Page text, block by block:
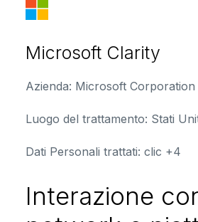
Microsoft Clarity
Azienda: Microsoft Corporation
Luogo del trattamento: Stati
Dati Personali trattati: clic +4
Interazione